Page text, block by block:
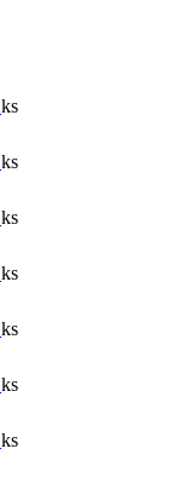
ks
ks
ks
ks
ks
ks
ks